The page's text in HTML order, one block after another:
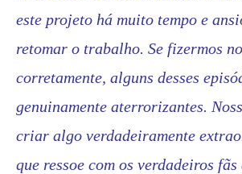
este projeto há muito tempo e
retomar o trabalho. Se fizermos
corretamente, alguns desses
genuinamente aterrorizantes.
criar algo verdadeiramente
que ressoe com os verdadeiros fãs